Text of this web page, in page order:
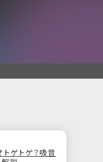
ゲトゲ？吸音